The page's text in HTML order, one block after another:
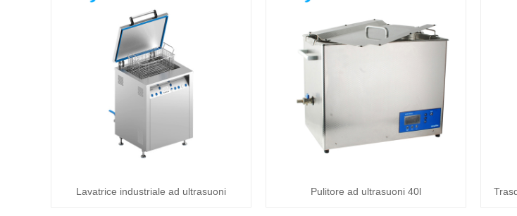
Lavatrice industriale ad ultrasuoni Pulitore ad ultrasuoni 40l